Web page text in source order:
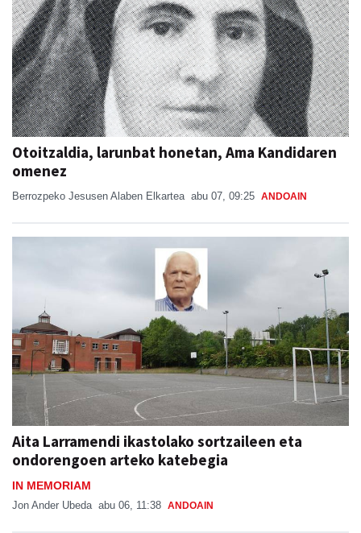
Otoitzaldia, larunbat honetan, Ama Kandidaren
omenez
Berrozpeko Jesusen Alaben Elkartea abu 07, 09:25 ANDOAIN
Aita Larramendi ikastolako sortzaileen eta
ondorengoen arteko katebegia
IN MEMORIAM
Jon Ander Ubeda abu 06, 11:38 ANDOAIN